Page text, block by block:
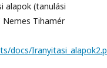
alapok (tanulási
Nemes Tihamér
docs/